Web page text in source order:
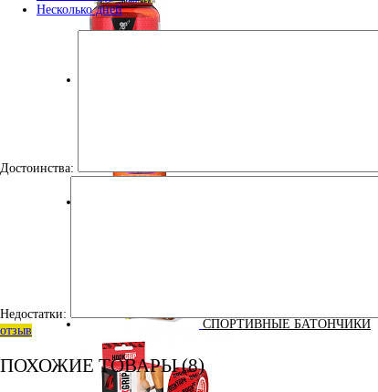
СПОРТИВНЫЕ БАТОНЧИКИ
Несколько дней
Достоинства:
Недостатки:
отзыв
ПОХОЖИЕ ТОВАРЫ (8)